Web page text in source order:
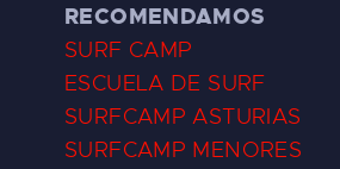
RECOMENDAMOS
SURF CAMP
ESCUELA DE SURF
SURFCAMP ASTURIAS
SURFCAMP MENORES